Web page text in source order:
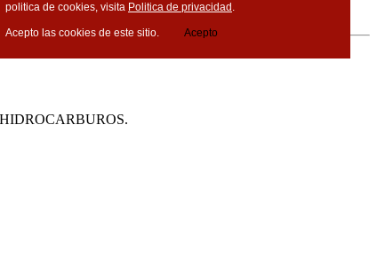
politica de cookies, visita Politica de privacidad .
Acepto las cookies de este sitio. Acepto